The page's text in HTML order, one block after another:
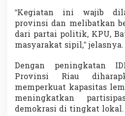
“Kegiatan ini wajib
provinsi dan melibatkan
dari partai politik, KPU,
masyarakat sipil,” jelasnya.
Dengan peningkatan
Provinsi Riau
memperkuat kapasitas
meningkatkan
demokrasi di tingkat lokal.